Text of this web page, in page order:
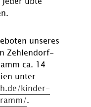
unseres
Zehlendorf-
ca. 14
unter
kinder-
.